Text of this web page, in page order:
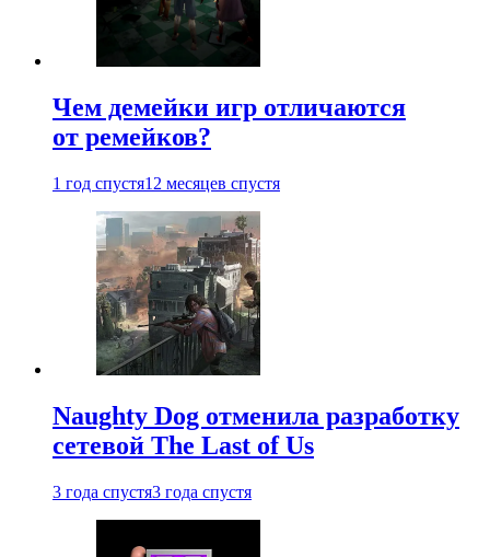
Чем демейки игр отличаются
от ремейков?
1 год спустя12 месяцев спустя
Naughty Dog отменила разработку
сетевой The Last of Us
3 года спустя3 года спустя